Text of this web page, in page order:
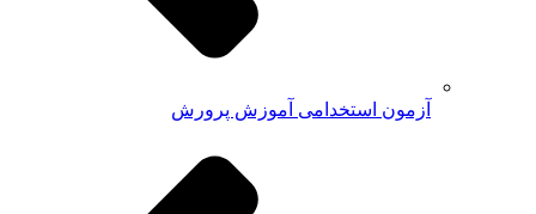
آزمون استخدامی آموزش پرورش